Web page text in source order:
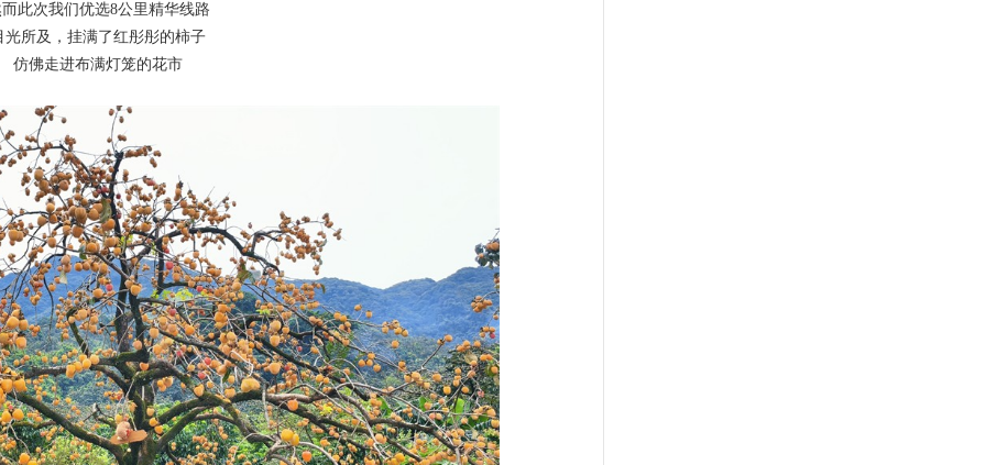
此次我们优选8公里精华线路
光所及， 挂满了红彤彤的柿子
仿佛走进布满灯笼的花市